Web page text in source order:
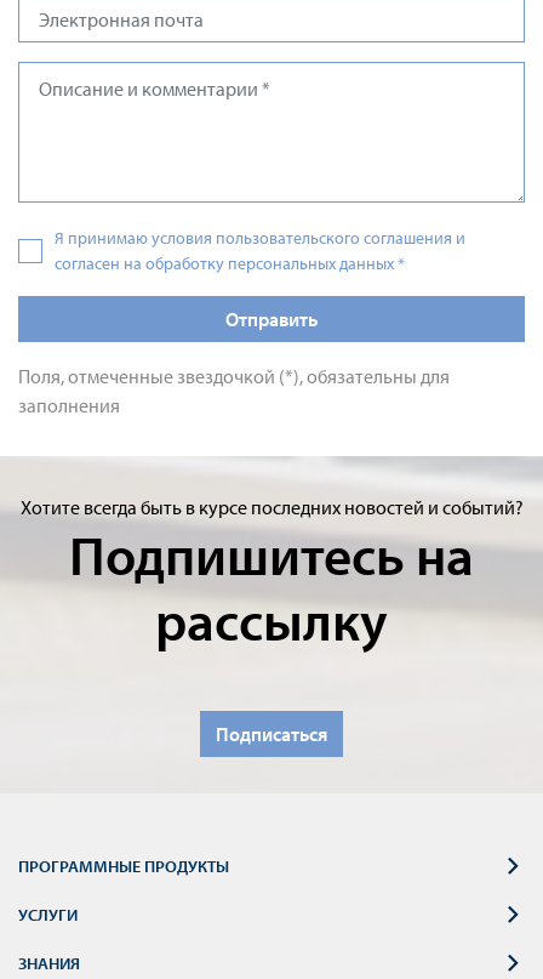
Я принимаю условия пользовательского соглашения и
согласен на обработку персональных данных*
Отправить
Поля, отмеченные звездочкой (*), обязательны для
заполнения
Хотите всегда быть в курсе последних новостей и событий?
Подпишитесь на
рассылку
Подписаться
ПРОГРАММНЫЕ ПРОДУКТЫ
УСЛУГИ
ЗНАНИЯ